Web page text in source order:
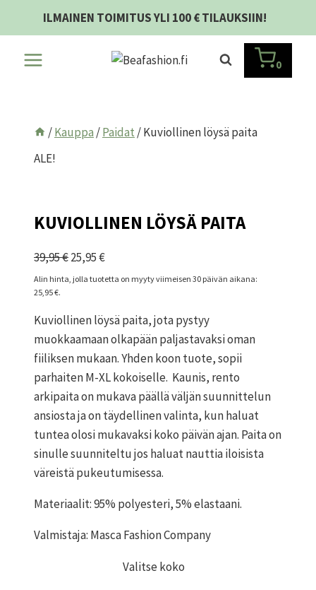
ILMAINEN TOIMITUS YLI 100 € TILAUKSIIN!
0
/Kauppa /Paidat /Kuviollinen löysä paita
ALE!
KUVIOLLINEN LÖYSÄ PAITA
39,95€Alkuperäinen
hinta
39,95 €.
25,95€Nykyinen
hinta
25,95 €.
Alin hinta, jolla tuotetta on myyty viimeisen 30 päivän aikana:
25,95€.
Kuviollinen löysä paita, jota pystyy
muokkaamaan olkapään paljastavaksi oman
fiiliksen mukaan. Yhden koon tuote, sopii
parhaiten M-XL kokoiselle. Kaunis, rento
arkipaita on mukava päällä väljän suunnittelun
ansiosta ja on täydellinen valinta, kun haluat
tuntea olosi mukavaksi koko päivän ajan. Paita on
sinulle suunniteltu jos haluat nauttia iloisista
väreistä pukeutumisessa.
Materiaalit: 95% polyesteri, 5% elastaani.
Valmistaja: Masca Fashion Company
Valitse koko